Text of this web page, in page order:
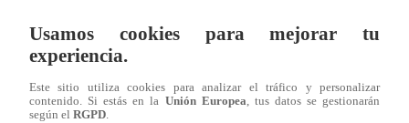
más unidas que nunca?
Usamos cookies para mejorar tu
experiencia.
Este sitio utiliza cookies para analizar el tráfico y personalizar
contenido. Si estás en la Unión Europea , tus datos se gestionarán
según el RGPD